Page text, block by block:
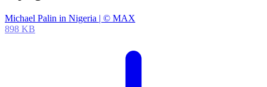
Michael Palin in Nigeria | © MAX
898 KB